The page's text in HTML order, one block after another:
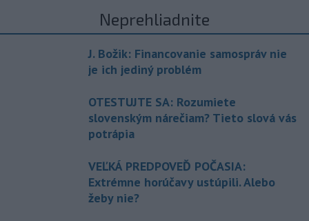
Neprehliadnite
J. Božik: Financovanie samospráv nie
je ich jediný problém
OTESTUJTE SA: Rozumiete
slovenským nárečiam? Tieto slová vás
potrápia
VEĽKÁ PREDPOVEĎ POČASIA:
Extrémne horúčavy ustúpili. Alebo
žeby nie?